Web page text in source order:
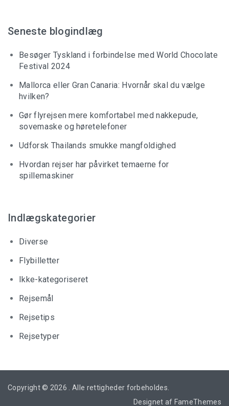
Seneste blogindlæg
Besøger Tyskland i forbindelse med World Chocolate
Festival 2024
Mallorca eller Gran Canaria: Hvornår skal du vælge
hvilken?
Gør flyrejsen mere komfortabel med nakkepude,
sovemaske og høretelefoner
Udforsk Thailands smukke mangfoldighed
Hvordan rejser har påvirket temaerne for
spillemaskiner
Indlægskategorier
Diverse
Flybilletter
Ikke-kategoriseret
Rejsemål
Rejsetips
Rejsetyper
Copyright © 2026
. Alle rettigheder forbeholdes.
Designet af FameThemes